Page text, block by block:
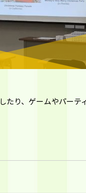
たり、ゲームやパーテ